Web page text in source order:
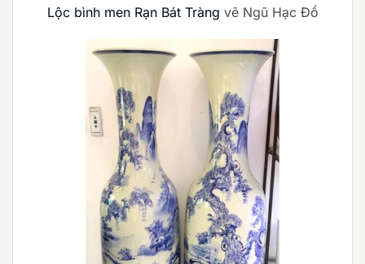
Lộc bình men Rạn Bát Tràng vẽ Ngũ Hạc Đồ